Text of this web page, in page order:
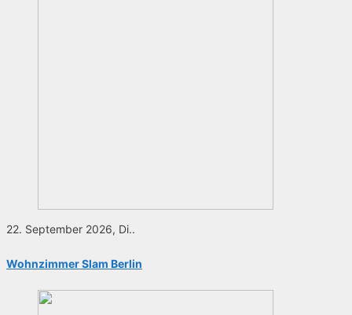
22. September 2026, Di..
Wohnzimmer Slam Berlin